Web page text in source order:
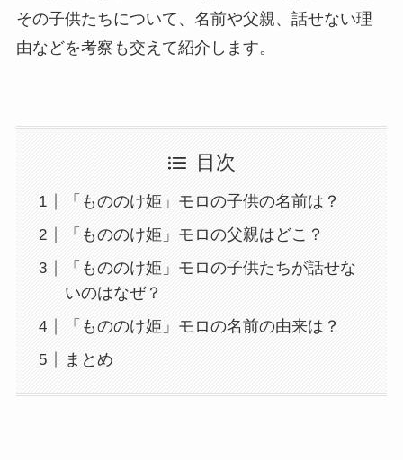
その子供たちについて、名前や父親、話せない理
由などを考察も交えて紹介します。
目次
「もののけ姫」モロの子供の名前は？
「もののけ姫」モロの父親はどこ？
「もののけ姫」モロの子供たちが話せな
いのはなぜ？
「もののけ姫」モロの名前の由来は？
まとめ